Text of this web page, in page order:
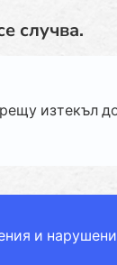
случва.
изтекъл
и